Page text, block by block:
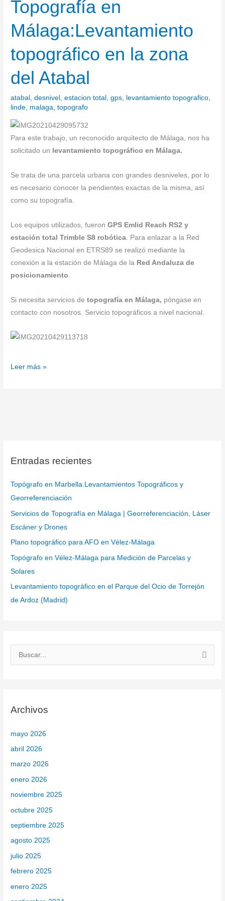
Topografía en
Málaga:Levantamiento
topográfico en la zona
del Atabal
atabal ,desnivel ,estacion total ,gps, levantamiento topografico,
linde, malaga,topografo
Para este trabajo, un reconocido arquitecto de Málaga, nos ha
solicitado un levantamiento topográfico en Málaga.
Se trata de una parcela urbana con grandes desniveles, por lo
es necesario conocer la pendientes exactas de la misma, así
como su topografía.
Los equipos utilizados, fueronGPS Emlid Reach RS2 y
estación total Trimble S8 robótica . Para enlazar a la Red
Geodesica Nacional en ETRS89 se realizó mediante la
conexión a la estación de Málaga de la Red Andaluza de
posicionamiento
Si necesita servicios de topografía en Málaga, póngase en
contacto con nosotros. Servicio topográficos a nivel nacional.
en
Málaga:Levantamiento
topográfico
en
zona
Atabal
Leer más »
Entradas recientes
Topógrafo en Marbella.Levantamientos Topográficos y
Georreferenciación
Servicios de Topografía en Málaga | Georreferenciación, Láser
Escáner y Drones
Plano topográfico para AFO en Vélez-Málaga
Topógrafo en Vélez-Málaga para Medición de Parcelas y
Solares
Levantamiento topográfico en el Parque del Ocio de Torrejón
de Ardoz (Madrid)
a
o
r
:
Archivos
mayo 2026
abril 2026
marzo 2026
enero 2026
noviembre 2025
octubre 2025
septiembre 2025
agosto 2025
julio 2025
febrero 2025
enero 2025